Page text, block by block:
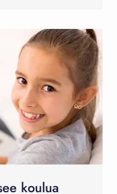
koulua